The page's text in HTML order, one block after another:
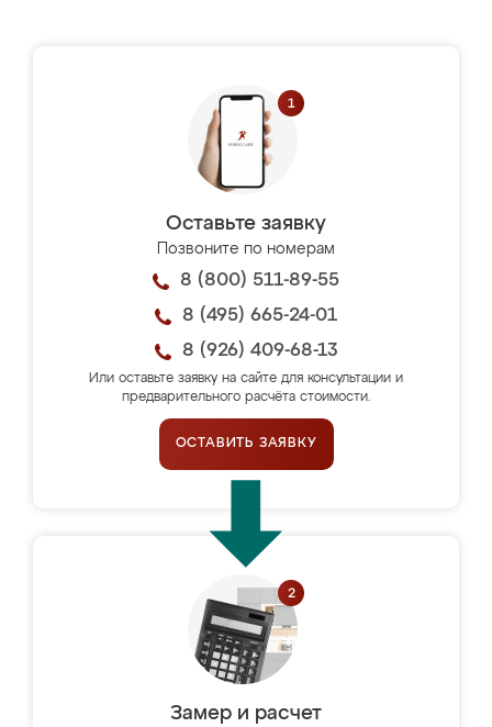
Оставьте заявку
Позвоните по номерам
8 (800) 511-89-55
8 (495) 665-24-01
8 (926) 409-68-13
Или оставьте заявку на сайте для консультации и
предварительного расчёта стоимости.
ОСТАВИТЬ ЗАЯВКУ
Замер и расчет